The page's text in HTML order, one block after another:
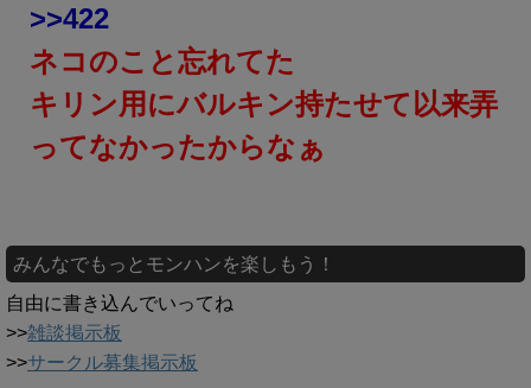
>>422
ネコのこと忘れてた
キリン用にバルキン持たせて以来弄
ってなかったからなぁ
みんなでもっとモンハンを楽しもう！
自由に書き込んでいってね
>>雑談掲示板
>>サークル募集掲示板